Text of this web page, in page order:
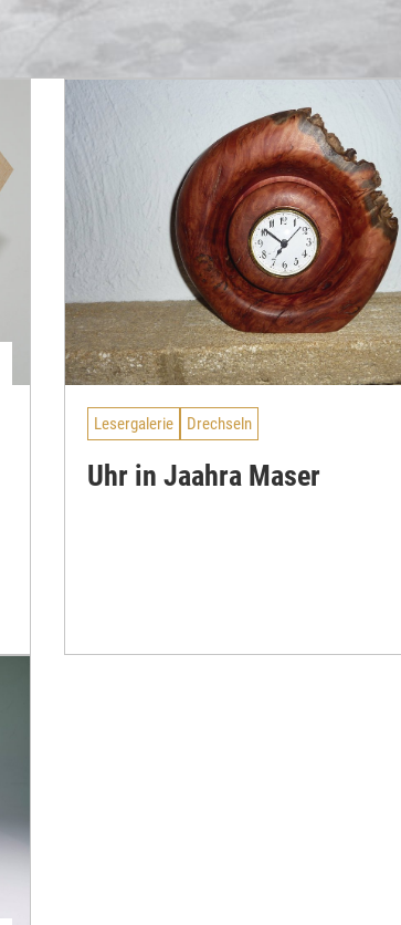
Lesergalerie Drechseln
Uhr in Jaahra Maser